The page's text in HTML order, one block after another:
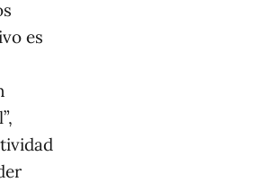
es